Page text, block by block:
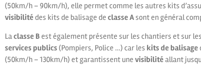
(50km/h – 90km/h), elle permet comme les autres kits
visibilité des kits de balisage de classe Asont en général
Laclasse Best également présente sur les chantiers et sur
services publics(Pompiers, Police …) car les kits de balisage
(50km/h – 130km/h) et garantissent une visibilité allant